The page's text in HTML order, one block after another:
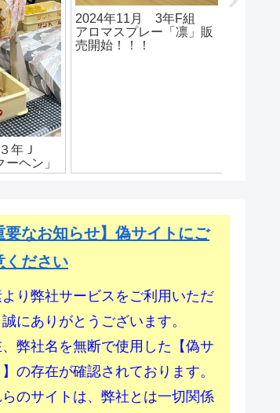
2024年6月 ３年D組
「カール」
要なお知らせ】偽サイトにご
ください
り弊社サービスをご利用いただ
にありがとうございます。
弊社名を無断で使用した【偽サ
の存在が確認されております。
らのサイトは、弊社とは一切関係